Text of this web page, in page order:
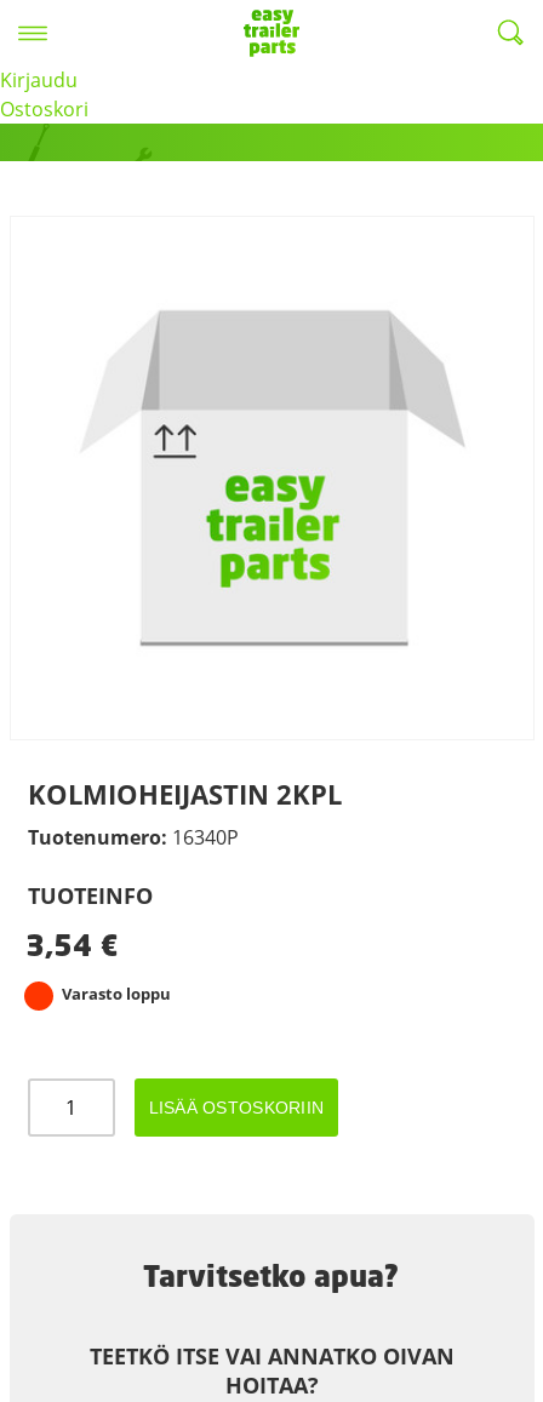
Kirjaudu
Ostoskori
Tuotteet
KOLMIOHEIJASTIN 2KPL
Tuotenumero: 16340P
TUOTEINFO
3,54 €
Varasto loppu
KOLMIOHEIJASTIN
2KPL
LISÄÄ OSTOSKORIIN
Tarvitsetko apua?
TEETKÖ ITSE VAI ANNATKO OIVAN
HOITAA?